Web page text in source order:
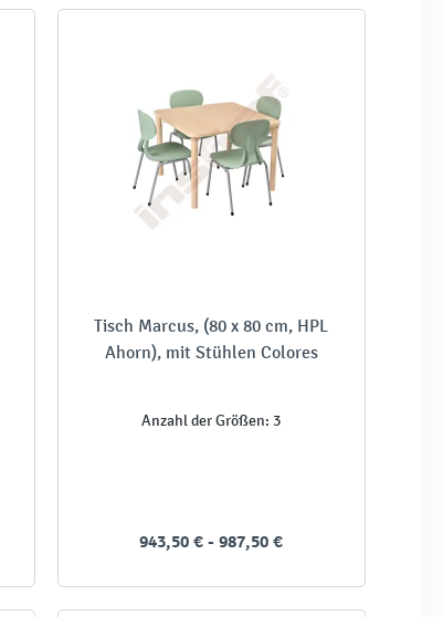
Tisch Marcus, (80 x 80 cm, HPL
Ahorn), mit Stühlen Colores
Anzahl der Größen: 3
943,50 € - 987,50 €